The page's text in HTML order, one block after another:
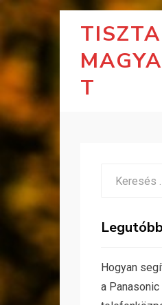
TISZTA
T
Hogyan
a